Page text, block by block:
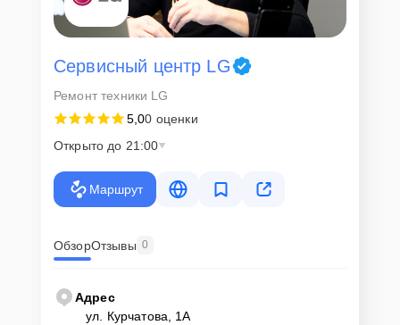
Сервисный центр LG
Ремонт техники LG
5,00 оценки
Открыто до 21:00
Маршрут
ОбзорОтзывы 0
Адрес
ул. Курчатова, 1А